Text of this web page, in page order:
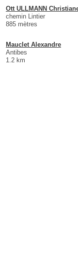
Ott ULLMANN
chemin Lintier
885 mètres
Mauclet Alexandre
Antibes
1.2 km